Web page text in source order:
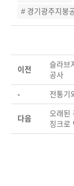
# 경기광주지붕
이전
슬라브
공사
- 전통기
다음
오래된
징크로